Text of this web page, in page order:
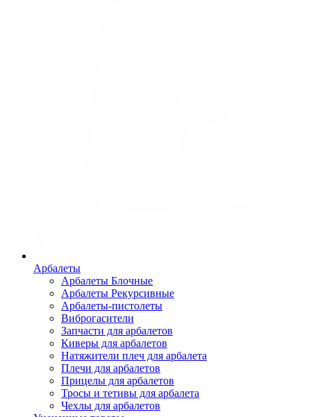
Арбалеты
Арбалеты Блочные
Арбалеты Рекурсивные
Арбалеты-пистолеты
Виброгасители
Запчасти для арбалетов
Киверы для арбалетов
Натяжители плеч для арбалета
Плечи для арбалетов
Прицелы для арбалетов
Тросы и тетивы для арбалета
Чехлы для арбалетов